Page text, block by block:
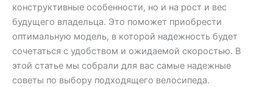
конструктивные особенности, но и на рост и вес
будущего владельца. Это поможет приобрести
оптимальную модель, в которой надежность будет
сочетаться с удобством и ожидаемой скоростью. В
этой статье мы собрали для вас самые надежные
советы по выбору подходящего велосипеда.